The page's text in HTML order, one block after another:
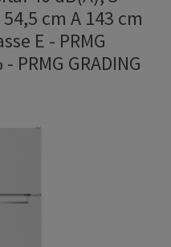
cm A 143 cm
E - PRMG
- PRMG GRADING